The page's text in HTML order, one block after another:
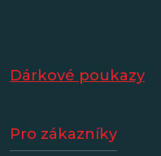
Dárkové poukazy
Pro zákazníky